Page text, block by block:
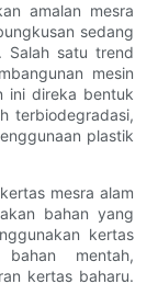
amalan mesra
sedang
Salah satu trend
mesin
ini direka bentuk
terbiodegradasi,
plastik
mesra alam
bahan yang
kertas
mentah,
kertas baharu.